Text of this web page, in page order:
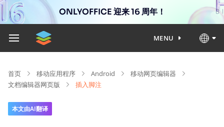
ONLYOFFICE 迎来 16 周年！
MENU
首页 移动应用程序 Android
移动网页编辑器
文档编辑器网页版
插入脚注
本文由AI翻译